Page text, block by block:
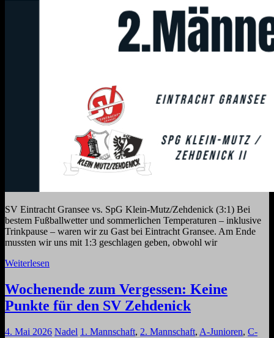
SV Eintracht Gransee vs. SpG Klein-Mutz/Zehdenick (3:1) Bei
bestem Fußballwetter und sommerlichen Temperaturen – inklusive
Trinkpause – waren wir zu Gast bei Eintracht Gransee. Am Ende
mussten wir uns mit 1:3 geschlagen geben, obwohl wir
Weiterlesen
Wochenende zum Vergessen: Keine
Punkte für den SV Zehdenick
4. Mai 2026 Nadel 1. Mannschaft, 2. Mannschaft, A-Junioren, C-